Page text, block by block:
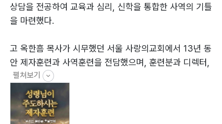
12장 성령님이 주도하시는 제자훈련의 커리큘럼과 교재
153
14장 마음을 터치하고 변화를 가져오는 질문을 해 보세요
175
PART 5 제자훈련의 목적과 나아갈 방향
15장 제자훈련의 진정한 목적 209
16장 제자훈련의 핵심은 열매론이다 219
상담을 전공하여 교육과 심리, 신학을 통합한 사역의 기틀
을 마련했다.
고 옥한흠 목사가 시무했던 서울 사랑의교회에서 13년 동
안 제자훈련과 사역훈련을 전담했으며, 훈련분과 디렉터,
디지털사역실 지도, 제자훈련 콘텐츠개발 연구실장 등으
로 헌신했다. 또한 국제제자훈련원 컨설턴트 및 제자훈련
지도자세미나(CAL 세미나), 제자훈련 체험학교 강사로
활동하며 많은 평신도 지도자와 목회자를 세우는 데 앞장
펼쳐보기